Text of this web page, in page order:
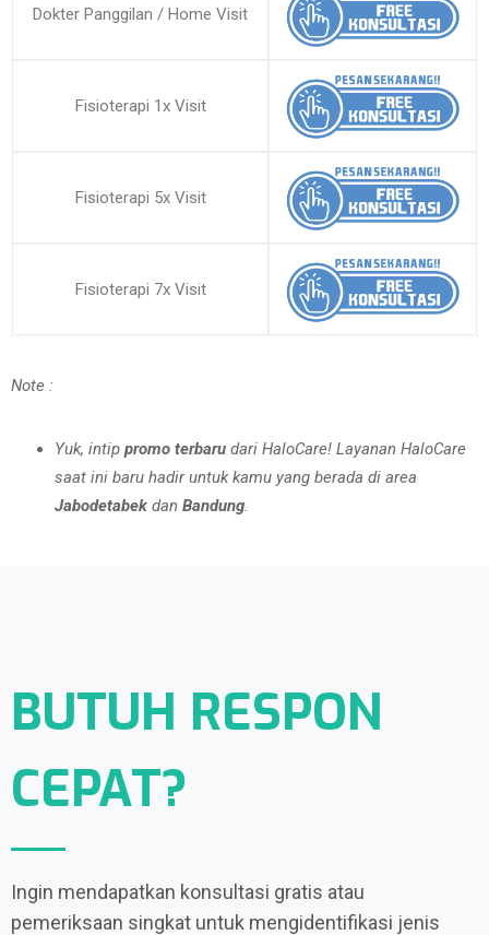
Dokter Panggilan / Home Visit
Fisioterapi 1x Visit
Fisioterapi 5x Visit
Fisioterapi 7x Visit
Note :
Yuk, intip promo terbaru dari HaloCare! Layanan HaloCare
saat ini baru hadir untuk kamu yang berada di area
Jabodetabek dan Bandung.
BUTUH RESPON
CEPAT?
Ingin mendapatkan konsultasi gratis atau
pemeriksaan singkat untuk mengidentifikasi jenis